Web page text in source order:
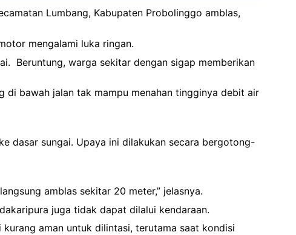
Lumbang, Kabupaten Probolinggo amblas,
mengalami luka ringan.
Beruntung, warga sekitar dengan sigap memberikan
di bawah jalan tak mampu menahan tingginya debit air
dasar sungai. Upaya ini dilakukan secara bergotong-
amblas sekitar 20 meter,” jelasnya.
juga tidak dapat dilalui kendaraan.
aman untuk dilintasi, terutama saat kondisi